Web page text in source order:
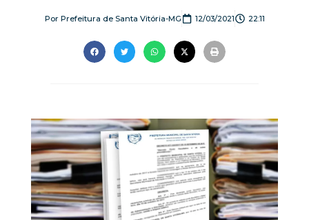
PorPrefeitura de Santa Vitória-MG 12/03/2021 22:11